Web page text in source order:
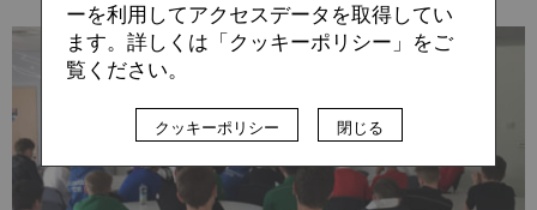
ーを利用してアクセスデータを取得してい
ます。詳しくは「クッキーポリシー」をご
覧ください。
クッキーポリシー 閉じる